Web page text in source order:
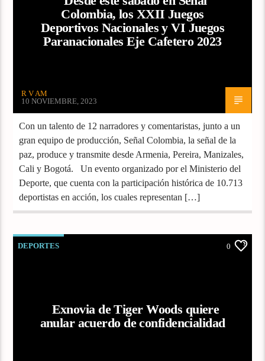
Colombia, los XXII Juegos
Deportivos Nacionales y VI Juegos
Paranacionales Eje Cafetero 2023
R V AM
10 NOVIEMBRE, 2023
Con un talento de 12 narradores y comentaristas, junto a un
gran equipo de producción, Señal Colombia, la señal de la
paz, produce y transmite desde Armenia, Pereira, Manizales,
Cali y Bogotá. Un evento organizado por el Ministerio del
Deporte, que cuenta con la participación histórica de 10.713
deportistas en acción, los cuales representan […]
DEPORTES 0
Exnovia de Tiger Woods quiere
anular acuerdo de confidencialidad